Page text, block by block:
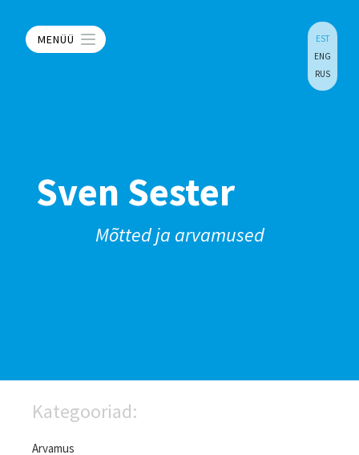
MENÜÜ
EST
ENG
RUS
Sven Sester
Mõtted ja arvamused
Kategooriad:
Arvamus